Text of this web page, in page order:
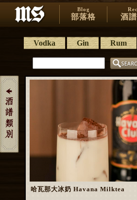
Blog
部落格 酒
Vodka Gin Rum
哈瓦那大冰奶 Havana Milktea